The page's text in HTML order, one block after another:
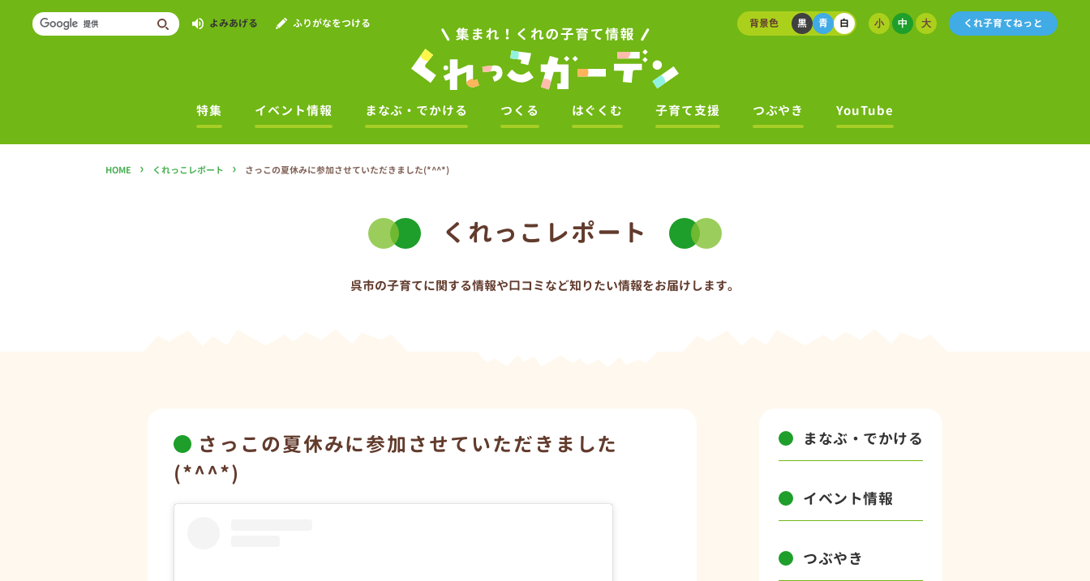
よみあげる ふりがなをつける 背景色 黒 青 白 小 中 大 くれ子育てねっと
特集 イベント情報 まなぶ・でかける つくる はぐくむ 子育て支援 つぶやき YouTube
HOME › くれっこレポート › さっこの夏休みに参加させていただきました(*^^*)
くれっこレポート
呉市の子育てに関する情報や口コミなど知りたい情報をお届けします。
さっこの夏休みに参加させていただきました
(*^^*)
まなぶ・でかける
イベント情報
つぶやき